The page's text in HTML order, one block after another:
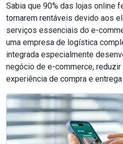
Sabia que 90% das lojas online
tornarem rentáveis ​​devido aos
serviços essenciais do e-
uma empresa de logística
integrada especialmente
negócio de e-commerce,
experiência de compra e entrega